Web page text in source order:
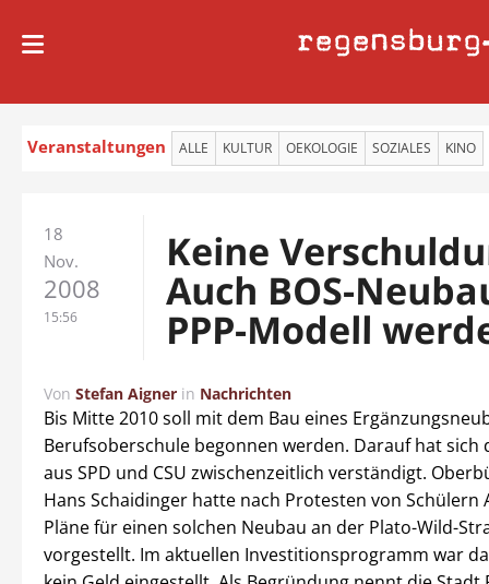
regensburg
Veranstaltungen ALLE KULTUR OEKOLOGIE SOZIALES KINO
18
Nov.
2008
15:56
Keine
Auch BOS-
PPP-Modell
Von Stefan Aigner in Nachrichten
Bis Mitte 2010 soll mit dem Bau eines
Berufsoberschule begonnen werden. Darauf hat sich
aus SPD und CSU zwischenzeitlich verständigt.
Hans Schaidinger hatte nach Protesten von Schülern
Pläne für einen solchen Neubau an der Plato-Wild-
vorgestellt. Im aktuellen Investitionsprogramm war